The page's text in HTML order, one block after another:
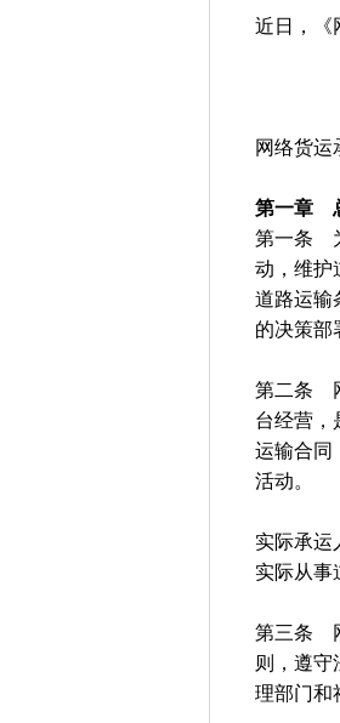
近日，《
网络货运
第一章
第一条
动，维护
道路运输
的决策部
第二条
台经营，
运输合同
活动。
实际承运
实际从事
第三条
则，遵守
理部门和